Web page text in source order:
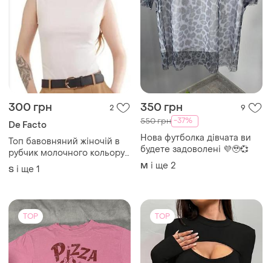
300 грн 2
De Facto
Топ бавовняний жiночій в
рубчик молочного кольору
defacto
S і ще 1
350 грн 9
550 грн -37%
Нова футболка дівчата ви
будете задоволені 💜🥹💞
M і ще 2
TOP TOP